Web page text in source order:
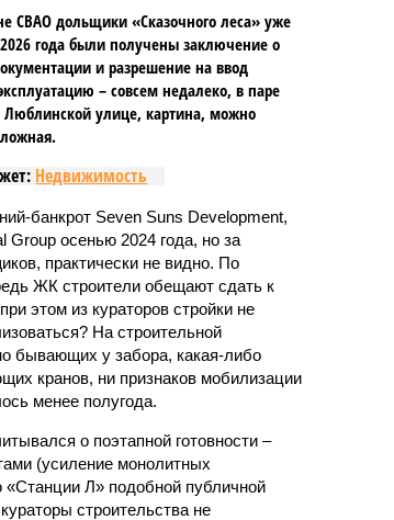
СВАО дольщики «Сказочного леса» уже
года были получены заключение о
и разрешение на ввод
– совсем недалеко, в паре
улице, картина, можно
Недвижимость
банкрот Seven Suns Development,
Group осенью 2024 года, но за
практически не видно. По
ЖК строители обещают сдать к
этом из кураторов стройки не
На строительной
бывающих у забора, какая-либо
кранов, ни признаков мобилизации
менее полугода.
о поэтапной готовности –
(усиление монолитных
«Станции Л» подобной публичной
строительства не